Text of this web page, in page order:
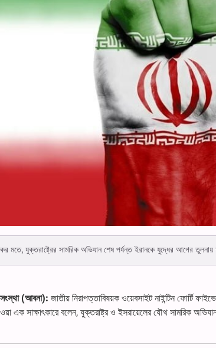
মতে, যুক্তরাষ্ট্রের সামরিক অভিযান শেষ পর্যন্ত ইরানকে যুদ্ধের আগের
(আবনা): জাতীয় নিরাপত্তাবিষয়ক ওয়েবসাইট নাইন্টিন ফোর্টি
এক সাক্ষাৎকারে বলেন, যুক্তরাষ্ট্র ও ইসরায়েলের যৌথ সামরিক